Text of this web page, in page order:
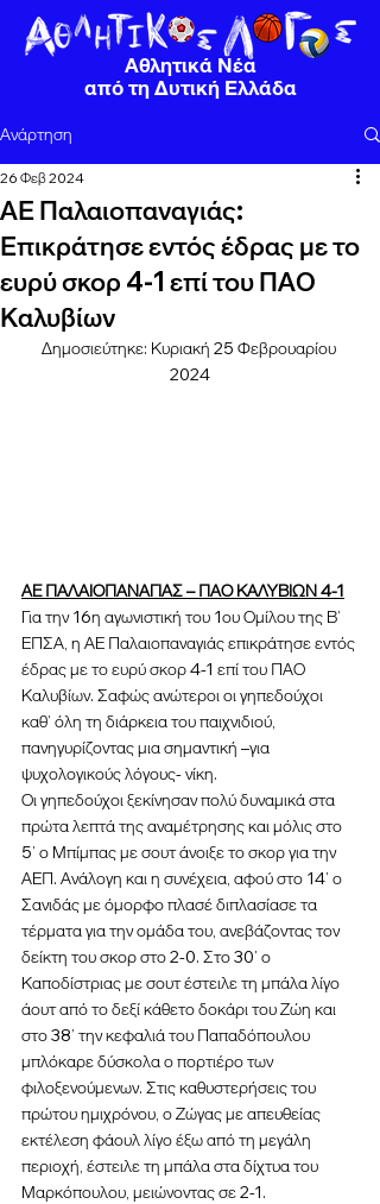
Αθλητικά Νέα
από τη Δυτική Ελλάδα
Ανάρτηση
ΑΕ Παλαιοπαναγιάς:
Επικράτησε εντός έδρας με το
ευρύ σκορ 4-1 επί του ΠΑΟ
Καλυβίων
26 Φεβ 2024
Δημοσιεύτηκε: Κυριακή 25 Φεβρουαρίου
2024
ΑΕ ΠΑΛΑΙΟΠΑΝΑΓΙΑΣ – ΠΑΟ ΚΑΛΥΒΙΩΝ 4-1
Για την 16η αγωνιστική του 1ου Ομίλου της Β’
ΕΠΣΑ, η ΑΕ Παλαιοπαναγιάς επικράτησε εντός
έδρας με το ευρύ σκορ 4-1 επί του ΠΑΟ
Καλυβίων. Σαφώς ανώτεροι οι γηπεδούχοι
καθ’ όλη τη διάρκεια του παιχνιδιού,
πανηγυρίζοντας μια σημαντική –για
ψυχολογικούς λόγους- νίκη.
Οι γηπεδούχοι ξεκίνησαν πολύ δυναμικά στα
πρώτα λεπτά της αναμέτρησης και μόλις στο
5’ ο Μπίμπας με σουτ άνοιξε το σκορ για την
ΑΕΠ. Ανάλογη και η συνέχεια, αφού στο 14’ ο
Σανιδάς με όμορφο πλασέ διπλασίασε τα
τέρματα για την ομάδα του, ανεβάζοντας τον
δείκτη του σκορ στο 2-0. Στο 30’ ο
Καποδίστριας με σουτ έστειλε τη μπάλα λίγο
άουτ από το δεξί κάθετο δοκάρι του Ζώη και
στο 38’ την κεφαλιά του Παπαδόπουλου
μπλόκαρε δύσκολα ο πορτιέρο των
φιλοξενούμενων. Στις καθυστερήσεις του
πρώτου ημιχρόνου, ο Ζώγας με απευθείας
εκτέλεση φάουλ λίγο έξω από τη μεγάλη
περιοχή, έστειλε τη μπάλα στα δίχτυα του
Μαρκόπουλου, μειώνοντας σε 2-1.